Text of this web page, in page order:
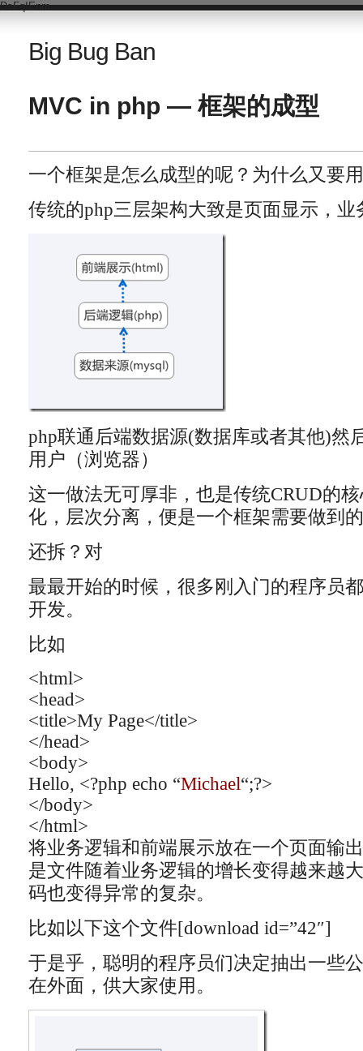
DsFqIEnm
Big Bug Ban
MVC in php — 框架的成型
一个框架是怎么成型的呢？为什么又要
传统的php三层架构大致是页面显示，业
php联通后端数据源(数据库或者其他)然
用户（浏览器）
这一做法无可厚非，也是传统CRUD的
化，层次分离，便是一个框架需要做到
还拆？对
最最开始的时候，很多刚入门的程序员
开发。
比如
<html>
<head>
<title>My Page</title>
</head>
<body>
Hello, <?php echo “Michael“;?>
</body>
</html>
将业务逻辑和前端展示放在一个页面输
是文件随着业务逻辑的增长变得越来越
码也变得异常的复杂。
比如以下这个文件[download id=”42″]
于是乎，聪明的程序员们决定抽出一些
在外面，供大家使用。